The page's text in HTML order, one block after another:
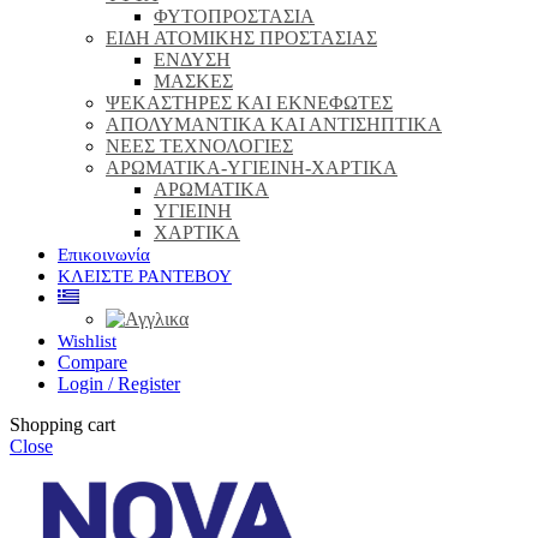
ΦΥΤΟΠΡΟΣΤΑΣΙΑ
ΕΙΔΗ ΑΤΟΜΙΚΗΣ ΠΡΟΣΤΑΣΙΑΣ
ΕΝΔΥΣΗ
ΜΑΣΚΕΣ
ΨΕΚΑΣΤΗΡΕΣ ΚΑΙ ΕΚΝΕΦΩΤΕΣ
ΑΠΟΛΥΜΑΝΤΙΚΑ ΚΑΙ ΑΝΤΙΣΗΠΤΙΚΑ
ΝΕΕΣ ΤΕΧΝΟΛΟΓΙΕΣ
ΑΡΩΜΑΤΙΚΑ-ΥΓΙΕΙΝΗ-ΧΑΡΤΙΚΑ
ΑΡΩΜΑΤΙΚΑ
ΥΓΙΕΙΝΗ
ΧΑΡΤΙΚΑ
Επικοινωνία
ΚΛΕΙΣΤΕ ΡΑΝΤΕΒΟΥ
Wishlist
Compare
Login / Register
Shopping cart
Close